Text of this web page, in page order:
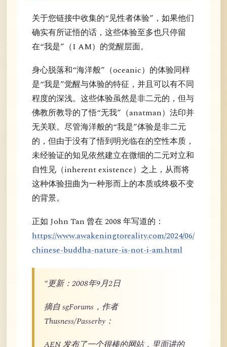
关于您链接中收集的“见性者体验”，如果他们
确实有所证悟的话，这些体验至多也只停留
在“我是”（I AM）的觉醒层面。
身心脱落和“海洋般”（oceanic）的体验同样
是“我是”觉醒与体验的特征，并且可以有不同
程度的深浅。这些体验虽然是非二元的，但与
佛教所教导的了悟“无我”（anatman）法印并
无关联。尽管海洋般的“我是”体验是非二元
的，但由于没有了悟到明光临在的空性本质，
未经验证的知见依然建立在微细的二元对立和
自性见（inherent existence）之上，从而将
这种体验扭曲为一种形而上的本质或终极不变
的背景。
正如 John Tan 曾在 2008 年写道的：
https://www.awakeningtoreality.com/2024/06/
chinese-buddha-nature-is-not-i-am.html
“更新：2008年9月2日
摘自 sgForums，作者
Thusness/Passerby：
AEN 发布了一个很棒的网站，里面讲的